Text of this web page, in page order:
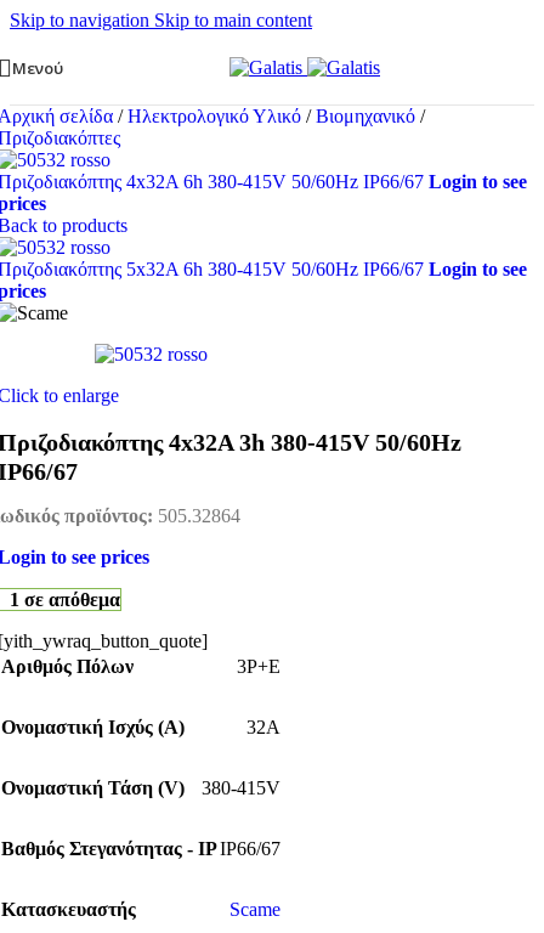
Skip to navigation Skip to main content
Μενού
σελίδα / Ηλεκτρολογικό Υλικό / Βιομηχανικό /
4x32A 6h 380-415V 50/60Hz IP66/67 Login to see
to products
5x32A 6h 380-415V 50/60Hz IP66/67 Login to see
to enlarge
4x32A 3h 380-415V 50/60Hz
67
προϊόντος: 505.32864
to see prices
1 σε απόθεμα
Αριθμός Πόλων
3P+E
Ονομαστική Ισχύς (Α) 32A
Ονομαστική Τάση (V) 380-415V
Βαθμός Στεγανότητας - IPIP66/67
Κατασκευαστής Scame